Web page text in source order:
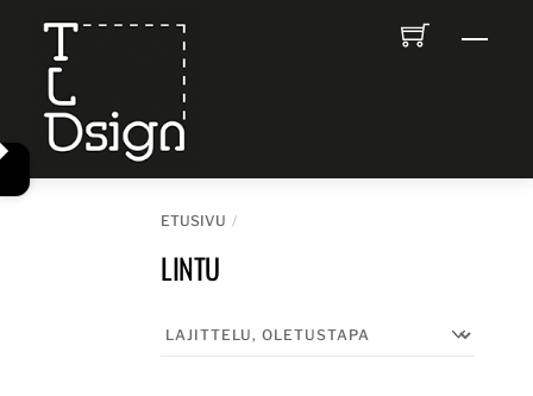
content
ETUSIVU
LINTU